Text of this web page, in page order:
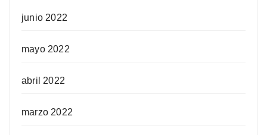
junio 2022
mayo 2022
abril 2022
marzo 2022